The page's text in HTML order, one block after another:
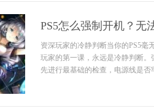
PS5怎么强制开机？无
资深玩家的冷静判断当你的PS5毫
玩家的第一课，永远是冷静判断
先进行最基础的检查，电源线是